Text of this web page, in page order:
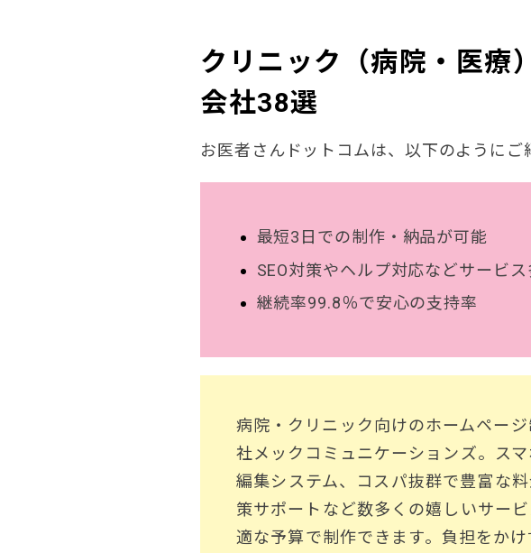
クリニック（病院・医療
会社38選
お医者さんドットコムは、以下のようにご
最短3日での制作・納品が可能
SEO対策やヘルプ対応などサービ
継続率99.8％で安心の支持率
病院・クリニック向けのホームペー
社メックコミュニケーションズ。ス
編集システム、コスパ抜群で豊富な
策サポートなど数多くの嬉しいサー
適な予算で制作できます。負担をか